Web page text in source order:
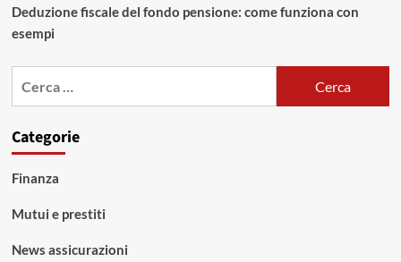
Deduzione fiscale del fondo pensione: come funziona con
esempi
Categorie
Finanza
Mutui e prestiti
News assicurazioni